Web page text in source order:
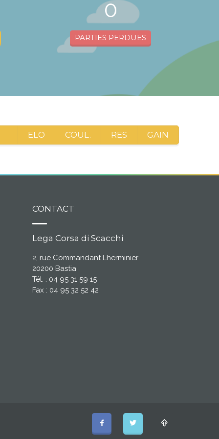
0
PARTIES PERDUES
ELO COUL. RES GAIN
CONTACT
Lega Corsa di Scacchi
2, rue Commandant Lherminier
20200 Bastia
Tél. : 04 95 31 59 15
Fax : 04 95 32 52 42